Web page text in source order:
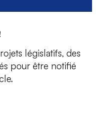
législatifs, des
pour être notifié